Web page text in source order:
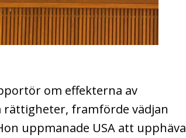
om effekterna av
rättigheter, framförde vädjan
uppmanade USA att upphäva